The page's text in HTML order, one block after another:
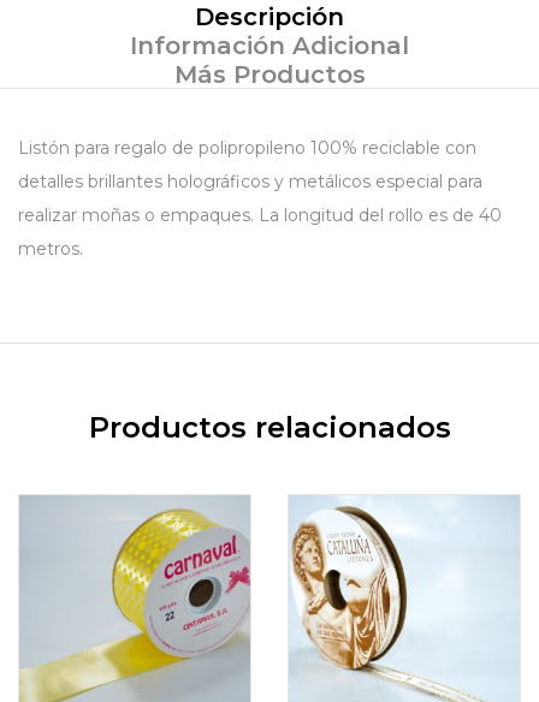
Descripción
Información Adicional
Más Productos
Listón para regalo de polipropileno 100% reciclable con
detalles brillantes holográficos y metálicos especial para
realizar moñas o empaques. La longitud del rollo es de 40
metros.
Productos relacionados